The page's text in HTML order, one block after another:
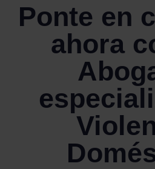
Ponte en
ahora